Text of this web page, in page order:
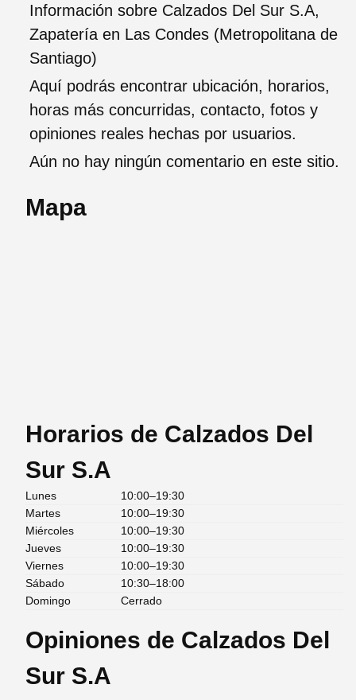
Información sobre Calzados Del Sur S.A,
Zapatería en Las Condes (Metropolitana de
Santiago)
Aquí podrás encontrar ubicación, horarios,
horas más concurridas, contacto, fotos y
opiniones reales hechas por usuarios.
Aún no hay ningún comentario en este sitio.
Mapa
Horarios de Calzados Del
Sur S.A
Lunes
10:00–19:30
Martes
10:00–19:30
Miércoles
10:00–19:30
Jueves
10:00–19:30
Viernes
10:00–19:30
Sábado
10:30–18:00
Domingo
Cerrado
Opiniones de Calzados Del
Sur S.A